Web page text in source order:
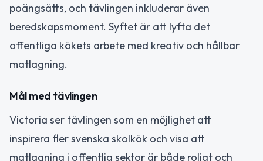
poängsätts, och tävlingen inkluderar även
beredskapsmoment. Syftet är att lyfta det
offentliga kökets arbete med kreativ och hållbar
matlagning.
Mål med tävlingen
Victoria ser tävlingen som en möjlighet att
inspirera fler svenska skolkök och visa att
matlagning i offentlig sektor är både roligt och